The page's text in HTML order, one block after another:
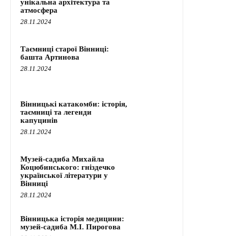
унікальна архітектура та
атмосфера
28.11.2024
Таємниці старої Вінниці:
башта Артинова
28.11.2024
Вінницькі катакомби: історія,
таємниці та легенди
капуцинів
28.11.2024
Музей-садиба Михайла
Коцюбинського: гніздечко
української літератури у
Вінниці
28.11.2024
Вінницька історія медицини:
музей-садиба М.І. Пирогова